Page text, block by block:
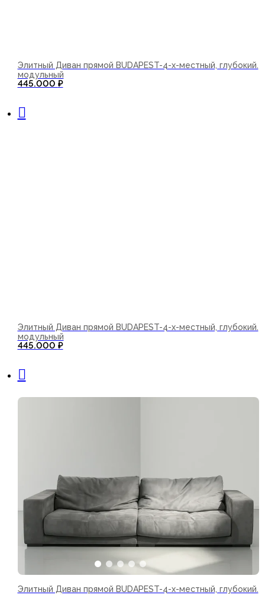
Элитный Диван прямой BUDAPEST-4-х-местный, глубокий.
модульный
445.000 ₽
Элитный Диван прямой BUDAPEST-4-х-местный, глубокий.
модульный
445.000 ₽
Элитный Диван прямой BUDAPEST-4-х-местный, глубокий.